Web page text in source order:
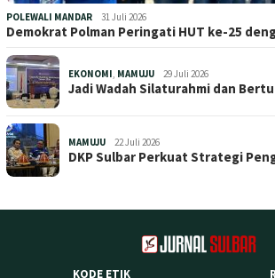
POLEWALI MANDAR 31 Juli 2026
Demokrat Polman Peringati HUT ke-25
EKONOMI, MAMUJU 29 Juli 2026
Jadi Wadah Silaturahmi dan
MAMUJU 22 Juli 2026
DKP Sulbar Perkuat Strategi
KODE ETIK